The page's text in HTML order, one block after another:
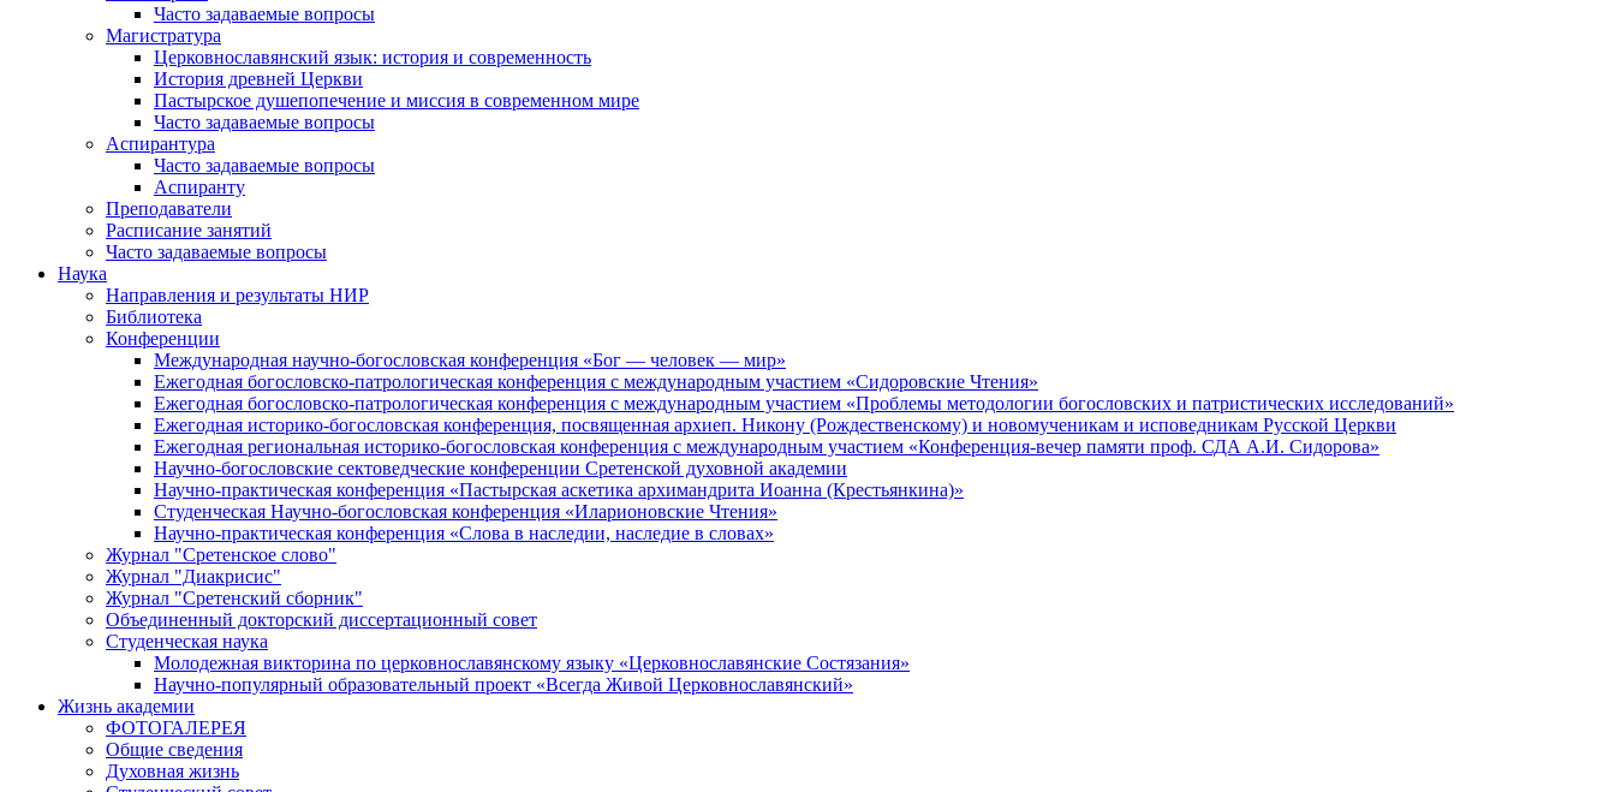
Часто задаваемые вопросы
Магистратура
Церковнославянский язык: история и современность
История древней Церкви
Пастырское душепопечение и миссия в современном мире
Часто задаваемые вопросы
Аспирантура
Часто задаваемые вопросы
Аспиранту
Преподаватели
Расписание занятий
Часто задаваемые вопросы
Наука
Направления и результаты НИР
Библиотека
Конференции
Международная научно-богословская конференция «Бог — человек — мир»
Ежегодная богословско-патрологическая конференция с международным участием «Сидоровские Чтения»
Ежегодная богословско-патрологическая конференция с международным участием «Проблемы методологии богословских и патристических исследований»
Ежегодная историко-богословская конференция, посвященная архиеп. Никону (Рождественскому) и новомученикам и исповедникам Русской Церкви
Ежегодная региональная историко-богословская конференция с международным участием «Конференция-вечер памяти проф. СДА А.И. Сидорова»
Научно-богословские сектоведческие конференции Сретенской духовной академии
Научно-практическая конференция «Пастырская аскетика архимандрита Иоанна (Крестьянкина)»
Студенческая Научно-богословская конференция «Иларионовские Чтения»
Научно-практическая конференция «Cлова в наследии, наследие в словах»
Журнал "Сретенское слово"
Журнал "Диакрисис"
Журнал "Сретенский сборник"
Объединенный докторский диссертационный совет
Студенческая наука
Молодежная викторина по церковнославянскому языку «Церковнославянские Состязания»
Научно-популярный образовательный проект «Всегда Живой Церковнославянский»
Жизнь академии
ФОТОГАЛЕРЕЯ
Общие сведения
Духовная жизнь